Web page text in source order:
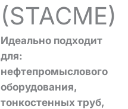
(STACME)
Идеально подходит
для:
нефтепромыслового
оборудования,
тонкостенных труб,